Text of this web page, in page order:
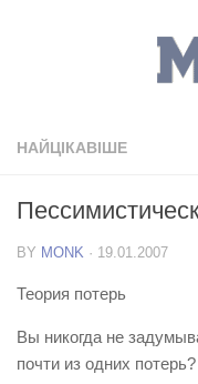
НАЙЦІКАВІШЕ
BY MONK · 19.01.2007
Теория потерь
Вы никогда не
почти из одних